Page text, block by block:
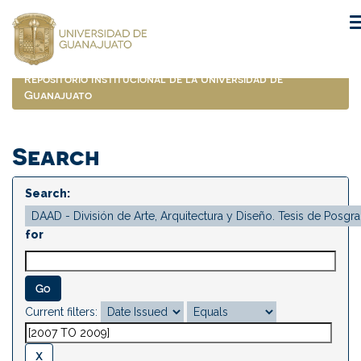
navigation
Repositorio Institucional de la Universidad de
Guanajuato
Search
Search:
for
Current filters: